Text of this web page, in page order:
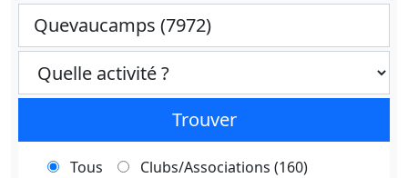
Trouver
Tous Clubs/Associations (160)